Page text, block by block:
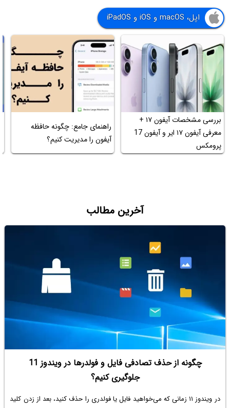
اپل، macOS و iOS و iPadOS
بررسی مشخصات آیفون ۱۷ +
معرفی آیفون ۱۷ ایر و آیفون 17
پرومکس
راهنمای جامع: چگونه حافظه
آیفون را مدیریت کنیم؟
آخرین مطالب
چگونه از حذف تصادفی فایل و فولدرها در ویندوز 11
جلوگیری کنیم؟
در ویندوز ۱۱ زمانی که می‌خواهید فایل یا فولدری را حذف کنید، بعد از زدن کلید